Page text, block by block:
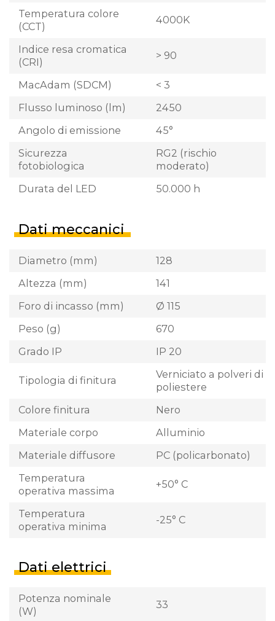
Temperatura colore
(CCT)
4000K
Indice resa cromatica
(CRI)
> 90
MacAdam (SDCM)
< 3
Flusso luminoso (lm)
2450
Angolo di emissione
45°
Sicurezza
fotobiologica
RG2 (rischio
moderato)
Durata del LED
50.000 h
Dati meccanici
Diametro (mm)
128
Altezza (mm)
141
Foro di incasso (mm)
Ø 115
Peso (g)
670
Grado IP
IP 20
Tipologia di finitura
Verniciato a polveri di
poliestere
Colore finitura
Nero
Materiale corpo
Alluminio
Materiale diffusore
PC (policarbonato)
Temperatura
operativa massima
+50° C
Temperatura
operativa minima
-25° C
Dati elettrici
Potenza nominale
(W)
33